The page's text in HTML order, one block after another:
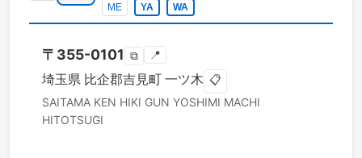
ME
YA WA
〒 355-0101 ⧉ 📍
埼玉県 比企郡吉見町 一ツ木 📋
SAITAMA KEN HIKI GUN YOSHIMI MACHI
HITOTSUGI